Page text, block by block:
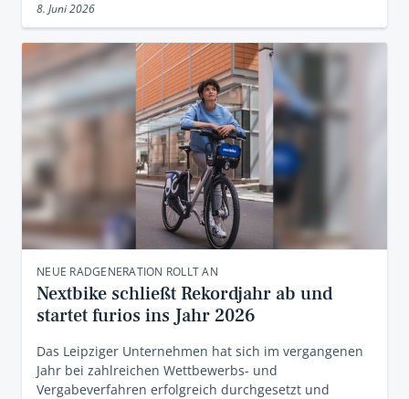
8. Juni 2026
NEUE RADGENERATION ROLLT AN
Nextbike schließt Rekordjahr ab und
startet furios ins Jahr 2026
Das Leipziger Unternehmen hat sich im vergangenen
Jahr bei zahlreichen Wettbewerbs- und
Vergabeverfahren erfolgreich durchgesetzt und